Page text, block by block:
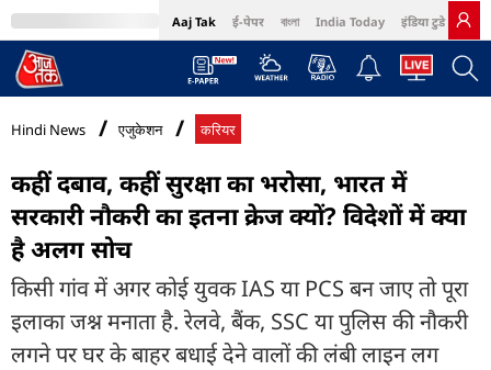
Aaj Tak ई-पेपर বাংলা India Today इंडिया टुडे हिंदी
MumbaiTak Cosmopolitan Harper's Bazaar Northeast
Hindi News एजुकेशन करियर
कहीं दबाव, कहीं सुरक्षा का भरोसा, भारत में
सरकारी नौकरी का इतना क्रेज क्यों? विदेशों में क्या
है अलग सोच
किसी गांव में अगर कोई युवक IAS या PCS बन जाए तो पूरा
इलाका जश्न मनाता है. रेलवे, बैंक, SSC या पुलिस की नौकरी
लगने पर घर के बाहर बधाई देने वालों की लंबी लाइन लग